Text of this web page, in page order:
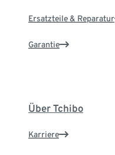
Ersatzteile & Reparatur
Garantie
Über Tchibo
Karriere